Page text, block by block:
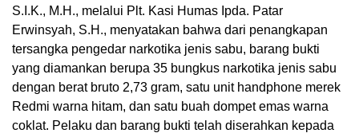
S.I.K., M.H., melalui Plt. Kasi Humas Ipda. Patar
Erwinsyah, S.H., menyatakan bahwa dari penangkapan
tersangka pengedar narkotika jenis sabu, barang bukti
yang diamankan berupa 35 bungkus narkotika jenis sabu
dengan berat bruto 2,73 gram, satu unit handphone merek
Redmi warna hitam, dan satu buah dompet emas warna
coklat. Pelaku dan barang bukti telah diserahkan kepada